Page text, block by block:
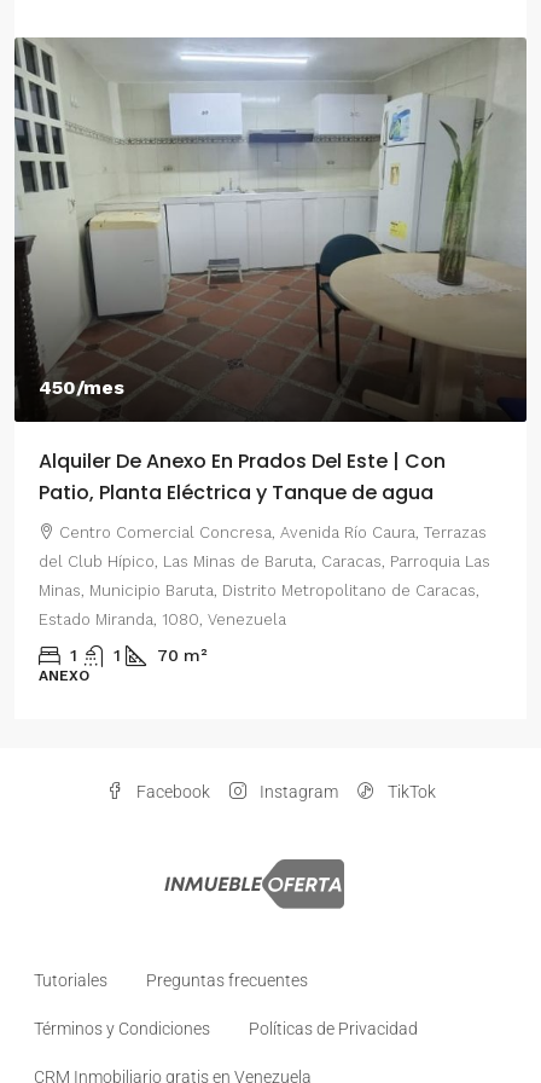
450/mes
Alquiler De Anexo En Prados Del Este | Con
Patio, Planta Eléctrica y Tanque de agua
Centro Comercial Concresa, Avenida Río Caura, Terrazas
del Club Hípico, Las Minas de Baruta, Caracas, Parroquia Las
Minas, Municipio Baruta, Distrito Metropolitano de Caracas,
Estado Miranda, 1080, Venezuela
1 1 70 m²
ANEXO
Facebook Instagram TikTok
Tutoriales Preguntas frecuentes
Términos y Condiciones Políticas de Privacidad
CRM Inmobiliario gratis en Venezuela